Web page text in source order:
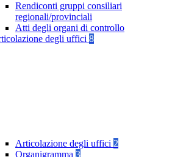
Rendiconti gruppi consiliari
regionali/provinciali
Atti degli organi di controllo
degli uffici 8
Articolazione degli uffici 2
Organigramma 3